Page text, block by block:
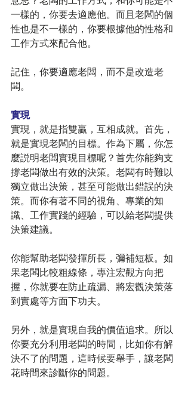
一樣的，你要去適應他。而且老闆的個
性也是不一樣的，你要根據他的性格和
工作方式來配合他。
記住，你要適應老闆，而不是改造老
闆。
實現
實現，就是指雙贏，互相成就。首先，
就是實現老闆的目標。作為下屬，你怎
麼説明老闆實現目標呢？首先你能夠支
撐老闆做出有效的決策。老闆有時難以
獨立做出決策，甚至可能做出錯誤的決
策。而你有著不同的視角、專業的知
識、工作實踐的經驗，可以給老闆提供
決策建議。
你能幫助老闆發揮所長，彌補短板。如
果老闆比較粗線條，專注宏觀方向把
握，你就要在防止疏漏、將宏觀決策落
到實處等方面下功夫。
另外，就是實現自我的價值追求。所以
你要充分利用老闆的時間，比如你有解
決不了的問題，這時候要舉手，讓老闆
花時間來診斷你的問題。